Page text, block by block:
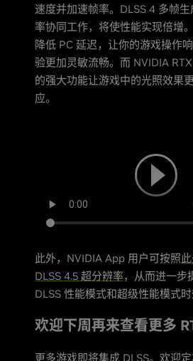
速度并加速帧率。DLSS 4 多帧
率协同工作，将使性能实现倍增
降低 PC 延迟，让你的游戏操作
验更加灵敏流畅。而 NVIDIA
的强大功能让游戏中的光照效果
应。
此外，NVIDIA App 用户可按照
DLSS 4.5 超分辨率，从而进一步
DLSS 性能模式和超级性能模式时
欢迎下周再来查看更多
更多游戏即将集成 DLSS。欢迎